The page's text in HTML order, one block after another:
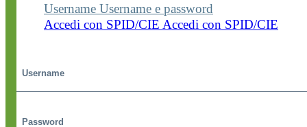
Username Username e password
Accedi con SPID/CIE Accedi con SPID/CIE